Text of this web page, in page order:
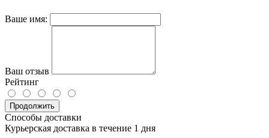
Ваше имя:
Ваш отзыв
Рейтинг
Продолжить
Способы доставки
Курьерская доставка в течение 1 дня